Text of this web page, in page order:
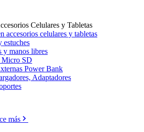
Celulares y Tabletas
accesorios celulares y tabletas
estuches
y manos libres
Micro SD
Power Bank
Adaptadores
más